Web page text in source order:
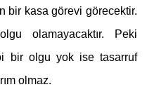
bir kasa görevi görecektir.
olamayacaktır. Peki
bir olgu yok ise tasarruf
olmaz.